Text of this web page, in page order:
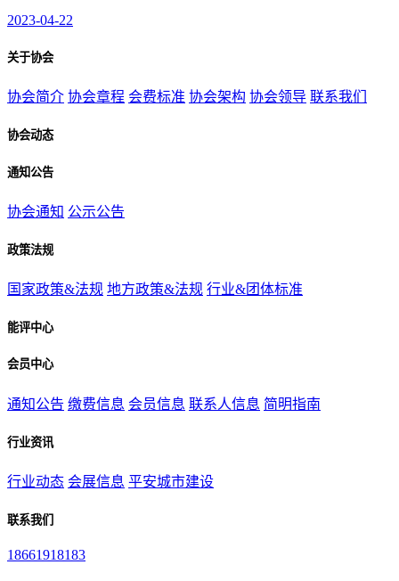
2023-04-22
关于协会
协会简介 协会章程 会费标准 协会架构 协会领导 联系我们
协会动态
通知公告
协会通知 公示公告
政策法规
国家政策&法规 地方政策&法规 行业&团体标准
能评中心
会员中心
通知公告 缴费信息 会员信息 联系人信息 简明指南
行业资讯
行业动态 会展信息 平安城市建设
联系我们
18661918183